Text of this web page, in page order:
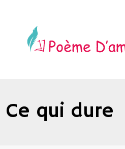
Ce qui dure